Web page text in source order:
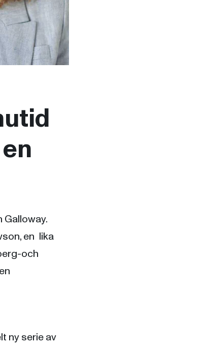
en lika
och
ny serie av